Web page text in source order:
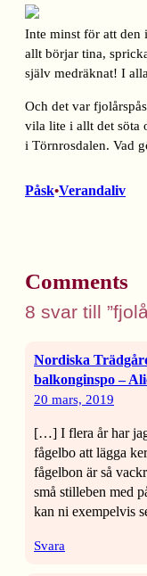
Inte minst för att den
allt börjar tina,
själv medräknat! I
Och det var
vila lite i allt det söta
i Törnrosdalen. Vad
Påsk•Verandaliv
Comments
8 svar till
Nordiska
balkonginspo –
20 mars, 2019
[…] I flera år har
fågelbo att lägga
fågelbon är så
små stilleben med
kan ni exempelvis
Svara